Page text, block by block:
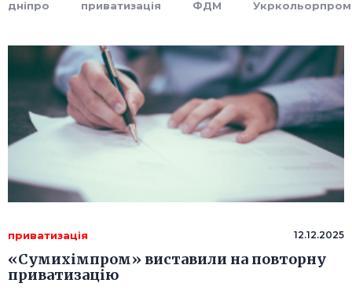
дніпро приватизація ФДМ Укркольорпром
приватизація 12.12.2025
«Сумихімпром» виставили на повторну
приватизацію